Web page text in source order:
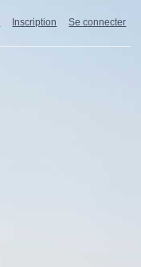
Inscription Se connecter